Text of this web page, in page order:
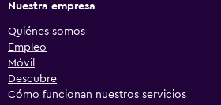
Nuestra empresa
Quiénes somos
Empleo
Móvil
Descubre
Cómo funcionan nuestros servicios